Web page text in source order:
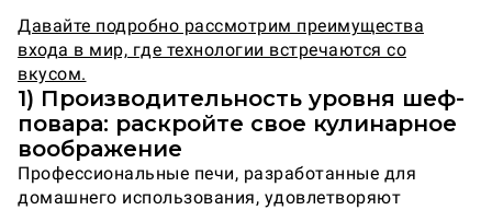
Давайте подробно рассмотрим преимущества
входа в мир, где технологии встречаются со
вкусом.
1) Производительность уровня шеф-
повара: раскройте свое кулинарное
воображение
Профессиональные печи, разработанные для
домашнего использования, удовлетворяют